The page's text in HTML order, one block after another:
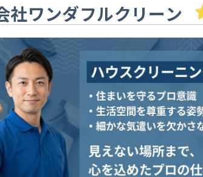
社ワンダフルクリーン